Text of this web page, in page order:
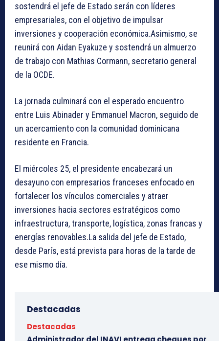
sostendrá el jefe de Estado serán con líderes
empresariales, con el objetivo de impulsar
inversiones y cooperación económica.Asimismo, se
reunirá con Aidan Eyakuze y sostendrá un almuerzo
de trabajo con Mathias Cormann, secretario general
de la OCDE.
La jornada culminará con el esperado encuentro
entre Luis Abinader y Emmanuel Macron, seguido de
un acercamiento con la comunidad dominicana
residente en Francia.
El miércoles 25, el presidente encabezará un
desayuno con empresarios franceses enfocado en
fortalecer los vínculos comerciales y atraer
inversiones hacia sectores estratégicos como
infraestructura, transporte, logística, zonas francas y
energías renovables.La salida del jefe de Estado,
desde París, está prevista para horas de la tarde de
ese mismo día.
Destacadas
Destacadas